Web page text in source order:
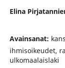
Elina
Avainsanat:
ihmisoikeudet,
ulkomaalaislaki